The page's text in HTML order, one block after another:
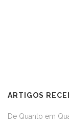
ARTIGOS
De Quanto em